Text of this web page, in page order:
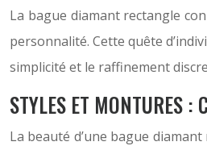
La bague diamant rectangle
personnalité. Cette quête
simplicité et le raffinement
STYLES ET MONTURES :
La beauté d’une bague